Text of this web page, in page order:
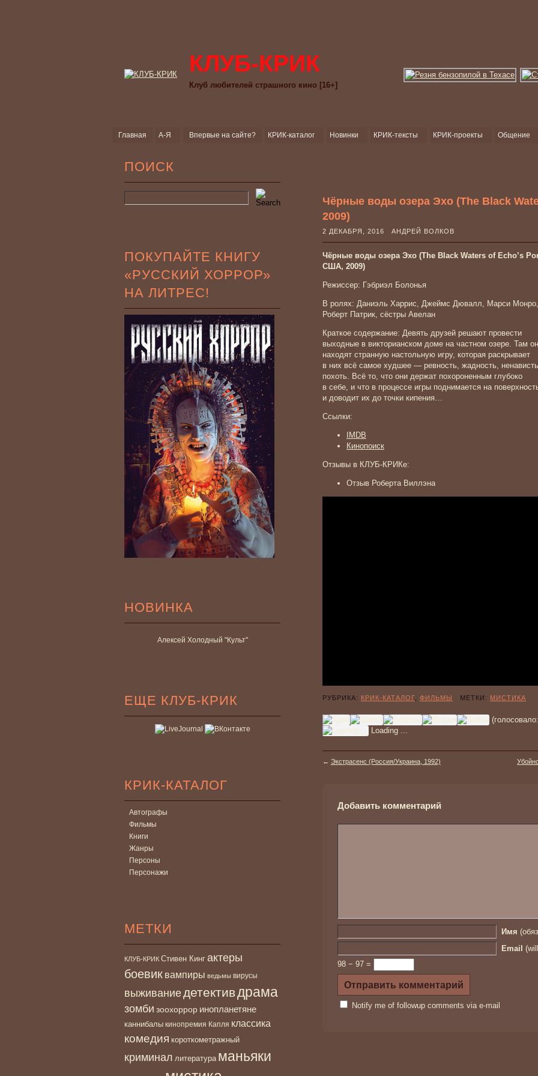
КЛУБ-КРИК
Клуб любителей страшного кино [16+]
Главная А-Я Впервые на сайте? КРИК-каталог Новинки КРИК-тексты КРИК-проекты Общение
ПОИСК
ПОКУПАЙТЕ КНИГУ
«РУССКИЙ ХОРРОР»
НА ЛИТРЕС!
НОВИНКА
Алексей Холодный "Культ"
ЕЩЕ КЛУБ-КРИК
КРИК-КАТАЛОГ
Автографы
Фильмы
Книги
Жанры
Персоны
Персонажи
МЕТКИ
КЛУБ-КРИК Стивен Кинг актеры
боевик вампиры ведьмы вирусы
выживаниедетективдрама
зомби зоохоррор инопланетяне
каннибалы кинопремия Капля классика
комедия короткометражный
криминал литература маньяки
Чёрные воды озера Эхо (The Black
2009)
2 ДЕКАБРЯ, 2016 АНДРЕЙ ВОЛКОВ
Чёрные воды озера Эхо (The Black Waters of Echo’s
США, 2009)
Режиссер: Гэбриэл Болонья
В ролях: Даниэль Харрис, Джеймс Дювалл, Марси Монро,
Роберт Патрик, сёстры Авелан
Краткое содержание: Девять друзей решают провести
выходные в викторианском доме на частном озере. Там
находят странную настольную игру, которая раскрывает
в них всё самое худшее — ревность, жадность,
похоть. Всё то, что они держат похороненным глубоко
в себе, и что в процессе игры поднимается на
и доводит их до точки кипения…
Ссылки:
IMDB
Кинопоиск
Отзывы в КЛУБ-КРИКе:
Отзыв Роберта Виллэна
РУБРИКА: КРИК-КАТАЛОГ ФИЛЬМЫ МЕТКИ: МИСТИКА
(голосовало:
Loading ...
← Экстрасенс (Россия/Украина, 1992)
Добавить комментарий
Имя
Email
98 − 97 =
Notify me of followup comments via e-mail